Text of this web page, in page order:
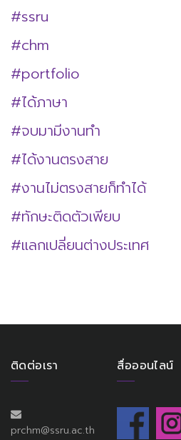
#ssru
#chm
#portfolio
#ได้ภาษา
#จบมามีงานทำ
#ได้งานตรงสาย
#งานไม่ตรงสายก็ทำได้
#ทักษะติดตัวเพียบ
#แลกเปลี่ยนต่างประเทศ
ติดต่อเรา
prchm@ssru.ac.th
สื่อออนไลน์